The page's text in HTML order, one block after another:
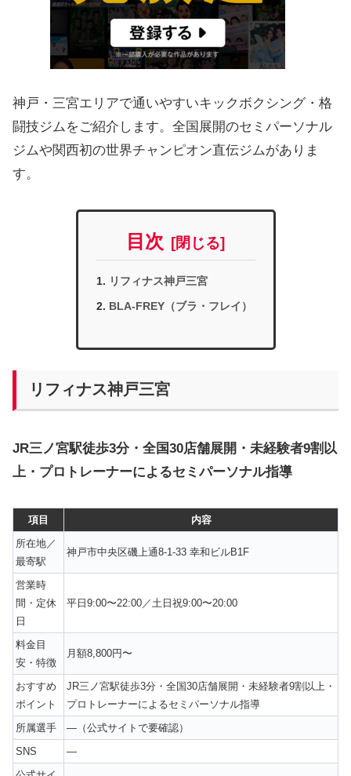
神戸・三宮エリアで通いやすいキックボクシング・格
闘技ジムをご紹介します。全国展開のセミパーソナル
ジムや関西初の世界チャンピオン直伝ジムがありま
す。
目次
リフィナス神戸三宮
BLA-FREY（ブラ・フレイ）
リフィナス神戸三宮
JR三ノ宮駅徒歩3分・全国30店舗展開・未経験者9割以
上・プロトレーナーによるセミパーソナル指導
項目
内容
所在地／
最寄駅
神戸市中央区磯上通8-1-33 幸和ビルB1F
営業時
間・定休
日
平日9:00〜22:00／土日祝9:00〜20:00
料金目
安・特徴
月額8,800円〜
おすすめ
ポイント
JR三ノ宮駅徒歩3分・全国30店舗展開・未経験者9割以上・
プロトレーナーによるセミパーソナル指導
所属選手
—（公式サイトで要確認）
SNS
—